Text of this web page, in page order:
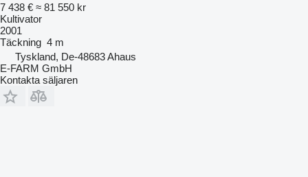
7 438 € ≈ 81 550 kr
Kultivator
2001
Täckning 4 m
Tyskland, De-48683 Ahaus
E-FARM GmbH
Kontakta säljaren